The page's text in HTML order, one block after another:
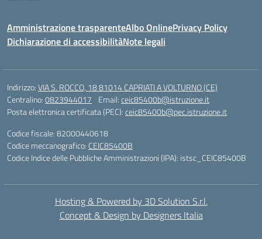
Amministrazione trasparenteAlbo OnlinePrivacy Policy
Dichiarazione di accessibilitàNote legali
Indirizzo:VIA S. ROCCO, 18 81014 CAPRIATI A VOLTURNO (CE)
Centralino:0823944017 Email:ceic85400b@istruzione.it
Posta elettronica certificata (PEC):ceic85400b@pec.istruzione.it
Codice fiscale: 82000440618
Codice meccanografico: CEIC85400B
Codice Indice delle Pubbliche Amministrazioni (IPA): istsc_CEIC85400B
Hosting & Powered by 3D Solution S.r.l.
Concept & Design by Designers Italia